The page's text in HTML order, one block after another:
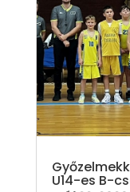
U14-es B-